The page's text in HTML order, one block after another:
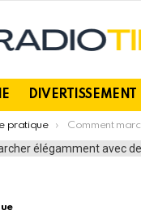
DIVERTISSEMENT
pratique Comment marcher